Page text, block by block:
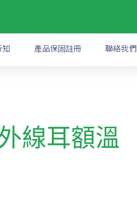
知 產品保固註冊 聯絡我們
線耳額溫